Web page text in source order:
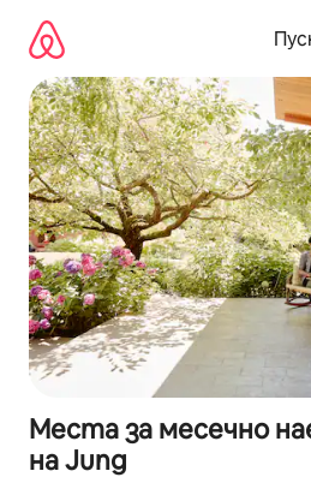
съдържанието
Места за месечно
на Jung